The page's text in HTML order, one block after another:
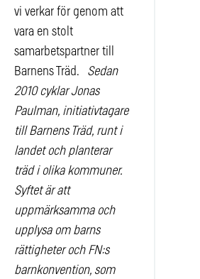
vi verkar för genom att
vara en stolt
samarbetspartner till
Barnens Träd. Sedan
2010 cyklar Jonas
Paulman, initiativtagare
till Barnens Träd, runt i
landet och planterar
träd i olika kommuner.
Syftet är att
uppmärksamma och
upplysa om barns
rättigheter och FN:s
barnkonvention, som